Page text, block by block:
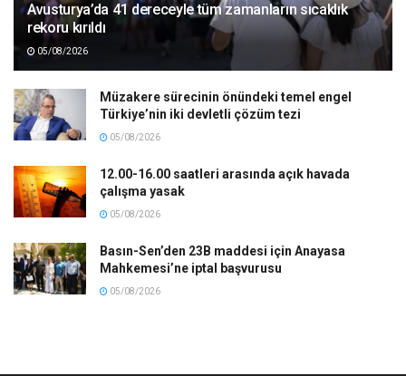
Avusturya’da 41 dereceyle tüm zamanların sıcaklık
rekoru kırıldı
05/08/2026
Müzakere sürecinin önündeki temel engel
Türkiye’nin iki devletli çözüm tezi
05/08/2026
12.00-16.00 saatleri arasında açık havada
çalışma yasak
05/08/2026
Basın-Sen’den 23B maddesi için Anayasa
Mahkemesi’ne iptal başvurusu
05/08/2026